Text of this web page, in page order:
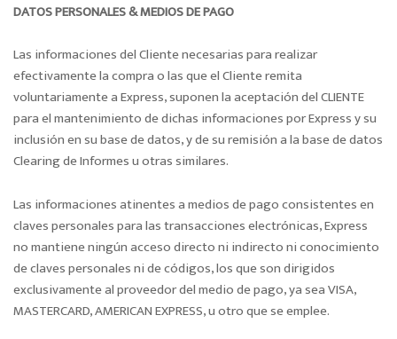
DATOS PERSONALES & MEDIOS DE PAGO
Las informaciones del Cliente necesarias para realizar
efectivamente la compra o las que el Cliente remita
voluntariamente a Express, suponen la aceptación del CLIENTE
para el mantenimiento de dichas informaciones por Express y su
inclusión en su base de datos, y de su remisión a la base de datos
Clearing de Informes u otras similares.
Las informaciones atinentes a medios de pago consistentes en
claves personales para las transacciones electrónicas, Express
no mantiene ningún acceso directo ni indirecto ni conocimiento
de claves personales ni de códigos, los que son dirigidos
exclusivamente al proveedor del medio de pago, ya sea VISA,
MASTERCARD, AMERICAN EXPRESS, u otro que se emplee.